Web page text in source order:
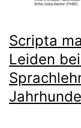
Scripta
Leiden